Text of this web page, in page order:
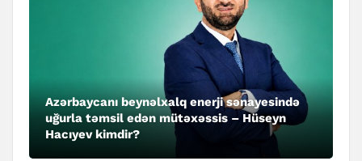
Azərbaycanı beynəlxalq enerji sənayesində
uğurla təmsil edən mütəxəssis – Hüseyn
Hacıyev kimdir?